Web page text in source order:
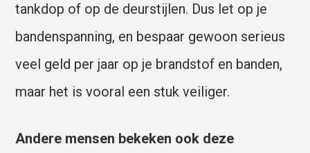
tankdop of op de deurstijlen. Dus let op je
bandenspanning, en bespaar gewoon serieus
veel geld per jaar op je brandstof en banden,
maar het is vooral een stuk veiliger.
Andere mensen bekeken ook deze